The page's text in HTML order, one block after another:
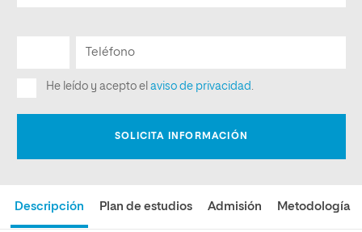
Descripción Plan de estudios Admisión Metodología